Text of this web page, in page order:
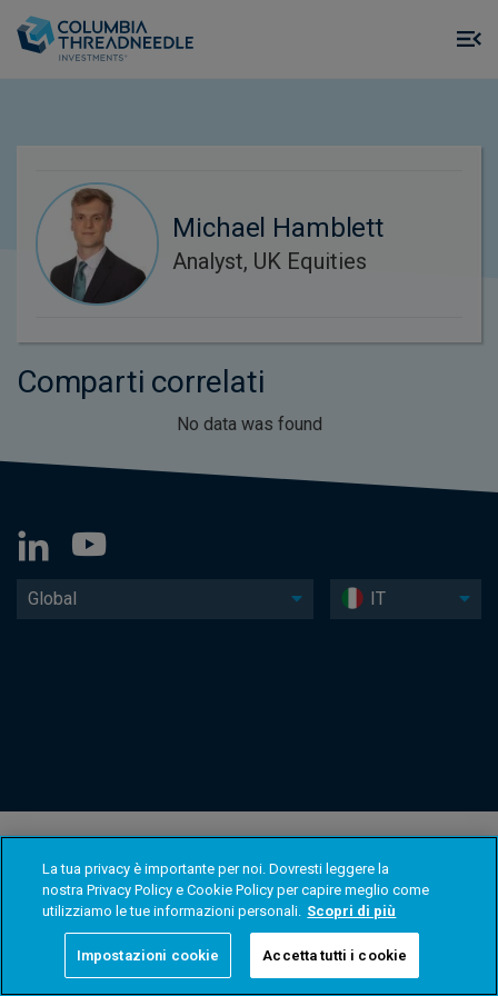
Michael Hamblett
Analyst, UK Equities
Comparti correlati
No data was found
Global IT
La tua privacy è importante per noi. Dovresti leggere la
nostra Privacy Policy e Cookie Policy per capire meglio come
utilizziamo le tue informazioni personali. Scopri di più
Impostazioni cookie Accetta tutti i cookie